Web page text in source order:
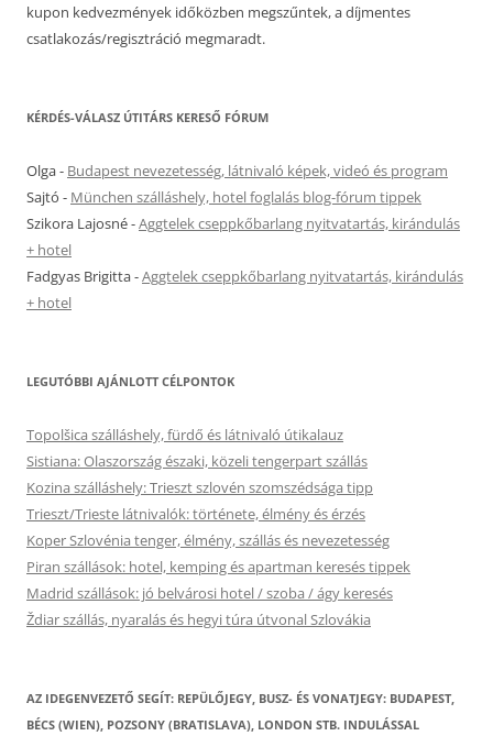
kupon kedvezmények időközben megszűntek, a díjmentes
csatlakozás/regisztráció megmaradt.
KÉRDÉS-VÁLASZ ÚTITÁRS KERESŐ FÓRUM
Olga- Budapest nevezetesség, látnivaló képek, videó és program
Sajtó - München szálláshely, hotel foglalás blog-fórum tippek
Szikora Lajosné-Aggtelek cseppkőbarlang nyitvatartás, kirándulás
+ hotel
Fadgyas Brigitta-Aggtelek cseppkőbarlang nyitvatartás, kirándulás
+ hotel
LEGUTÓBBI AJÁNLOTT CÉLPONTOK
Topolšica szálláshely, fürdő és látnivaló útikalauz
Sistiana: Olaszország északi, közeli tengerpart szállás
Kozina szálláshely: Trieszt szlovén szomszédsága tipp
Trieszt/Trieste látnivalók: története, élmény és érzés
Koper Szlovénia tenger, élmény, szállás és nevezetesség
Piran szállások: hotel, kemping és apartman keresés tippek
Madrid szállások: jó belvárosi hotel / szoba / ágy keresés
Ždiar szállás, nyaralás és hegyi túra útvonal Szlovákia
AZ IDEGENVEZETŐ SEGÍT: REPÜLŐJEGY, BUSZ- ÉS VONATJEGY: BUDAPEST,
BÉCS (WIEN), POZSONY (BRATISLAVA), LONDON STB. INDULÁSSAL